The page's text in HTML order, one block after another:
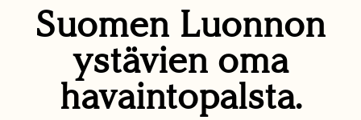
Suomen Luonnon
ystävien oma
havaintopalsta.